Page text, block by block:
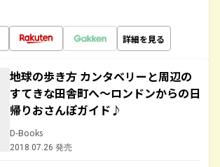
詳細を見る
地球の歩き方 カンタベリーと周辺の
すてきな田舎町へ～ロンドンからの日
帰りおさんぽガイド♪
D-Books
2018.07.26 発売